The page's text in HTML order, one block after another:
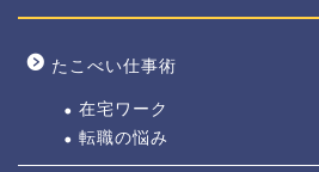
たこべい仕事術
在宅ワーク
転職の悩み